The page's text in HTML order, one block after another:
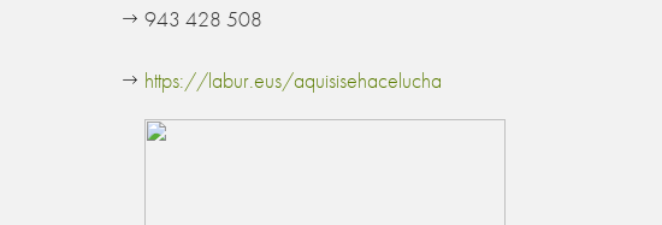
943 428 508
https://labur.eus/aquisisehacelucha